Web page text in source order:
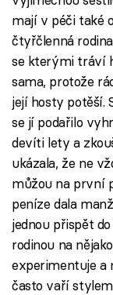
mají v péči také
čtyřčlenná
se kterými tráví
sama, protože
její hosty potěší.
se jí podařilo
devíti lety a
ukázala, že ne
můžou na první
peníze dala
jednou přispět
rodinou na
experimentuje a
často vaří